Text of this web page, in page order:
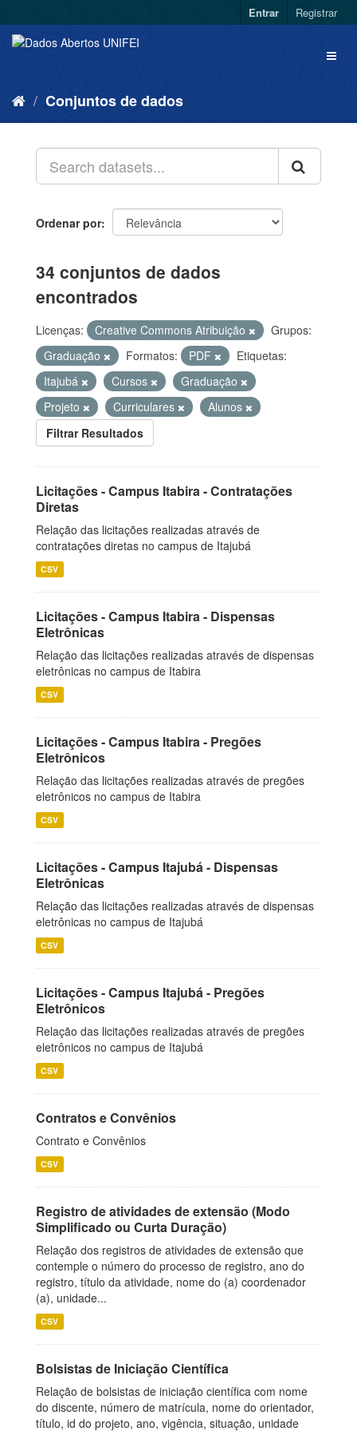
Entrar Registrar
Conjuntos de dados
Ordenar por
34 conjuntos de dados
encontrados
Licenças: Creative Commons Atribuição
Grupos:
Graduação
Formatos: PDF
Etiquetas:
Itajubá
Cursos
Graduação
Projeto
Curriculares
Alunos
Filtrar Resultados
Licitações - Campus Itabira - Contratações
Diretas
Relação das licitações realizadas através de
contratações diretas no campus de Itajubá
CSV
Licitações - Campus Itabira - Dispensas
Eletrônicas
Relação das licitações realizadas através de dispensas
eletrônicas no campus de Itabira
CSV
Licitações - Campus Itabira - Pregões
Eletrônicos
Relação das licitações realizadas através de pregões
eletrônicos no campus de Itabira
CSV
Licitações - Campus Itajubá - Dispensas
Eletrônicas
Relação das licitações realizadas através de dispensas
eletrônicas no campus de Itajubá
CSV
Licitações - Campus Itajubá - Pregões
Eletrônicos
Relação das licitações realizadas através de pregões
eletrônicos no campus de Itajubá
CSV
Contratos e Convênios
Contrato e Convênios
CSV
Registro de atividades de extensão (Modo
Simplificado ou Curta Duração)
Relação dos registros de atividades de extensão que
contemple o número do processo de registro, ano do
registro, título da atividade, nome do (a) coordenador
(a), unidade...
CSV
Bolsistas de Iniciação Científica
Relação de bolsistas de iniciação científica com nome
do discente, número de matrícula, nome do orientador,
título, id do projeto, ano, vigência, situação, unidade